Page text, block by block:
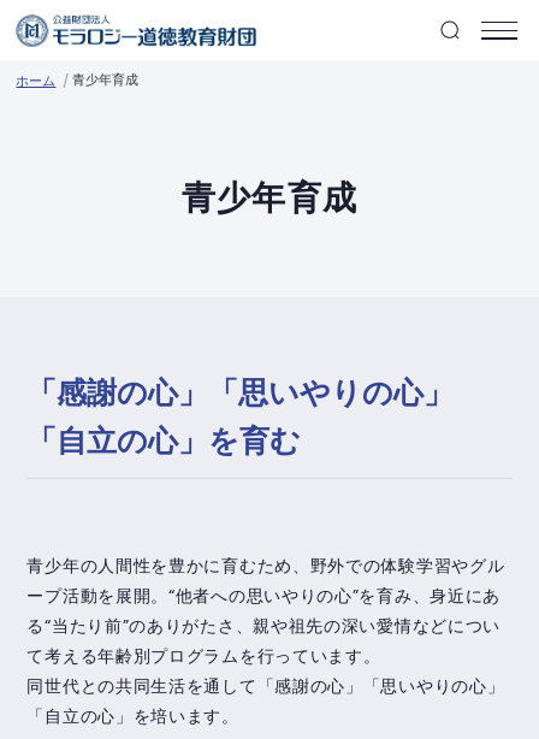
ホーム 青少年育成
青少年育成
「感謝の心」「思いやりの心」
「自立の心」を育む
青少年の人間性を豊かに育むため、野外での体験学習やグル
ープ活動を展開。“他者への思いやりの心”を育み、身近にあ
る“当たり前”のありがたさ、親や祖先の深い愛情などについ
て考える年齢別プログラムを行っています。
同世代との共同生活を通して「感謝の心」「思いやりの心」
「自立の心」を培います。